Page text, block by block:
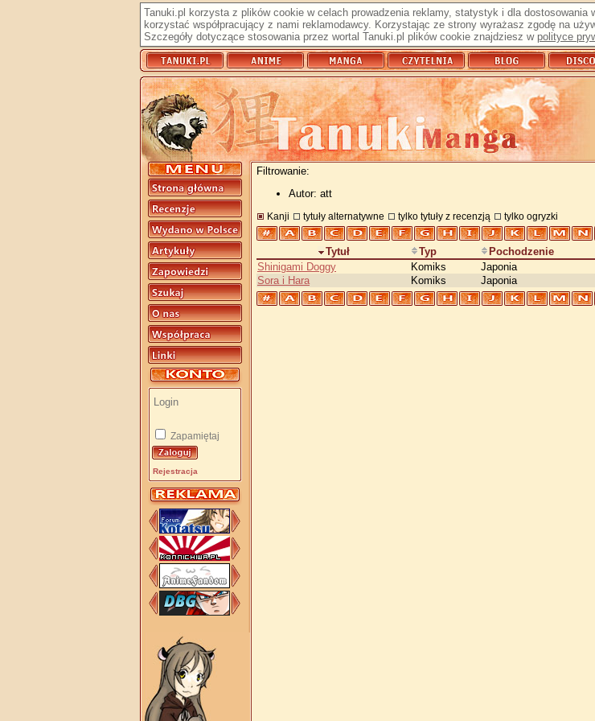
Tanuki.pl korzysta z plików cookie w celach prowadzenia reklamy, statystyk i dla
korzystać współpracujący z nami reklamodawcy. Korzystając ze strony wyrażasz zgodę na
Szczegóły dotyczące stosowania przez wortal Tanuki.pl plików cookie znajdziesz w polityce
Zapamiętaj
Rejestracja
Filtrowanie:
Autor: att
Kanji tytuły alternatywne tylko tytuły z recenzją tylko ogryzki
Tytuł Typ Pochodzenie
Shinigami Doggy
Komiks Japonia
Sora i Hara
Komiks Japonia